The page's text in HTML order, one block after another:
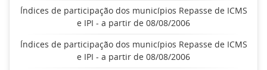
Índices de participação dos municípios Repasse de ICMS
e IPI - a partir de 08/08/2006
Índices de participação dos municípios Repasse de ICMS
e IPI - a partir de 08/08/2006